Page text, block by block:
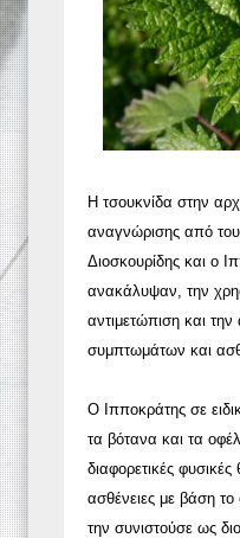
Η τσουκνίδα στην
αναγνώρισης από
Διοσκουρίδης και ο
ανακάλυψαν, την
αντιμετώπιση και
συμπτωμάτων και
Ο Ιπποκράτης σε
τα βότανα και τα
διαφορετικές
ασθένειες με βάση
την συνιστούσε ως